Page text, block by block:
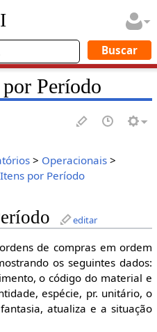
Período
> Operacionais>
por Período
editar
de compras em ordem
os seguintes dados:
o código do material e
espécie, pr. unitário, o
atualiza e a situação